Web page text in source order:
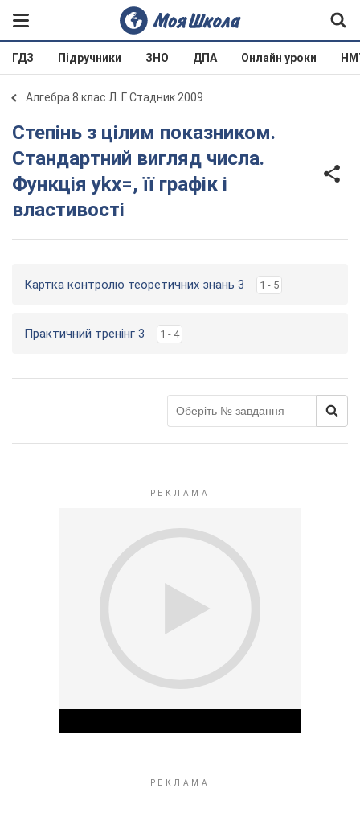
ГДЗ Підручники ЗНО ДПА Онлайн уроки
Алгебра 8 клас Л. Г. Стадник 2009
Степінь з цілим показником.
Стандартний вигляд числа.
Функція ykx=, її графік і
властивості
Картка контролю теоретичних знань 3 1 - 5
Практичний тренінг 3 1 - 4